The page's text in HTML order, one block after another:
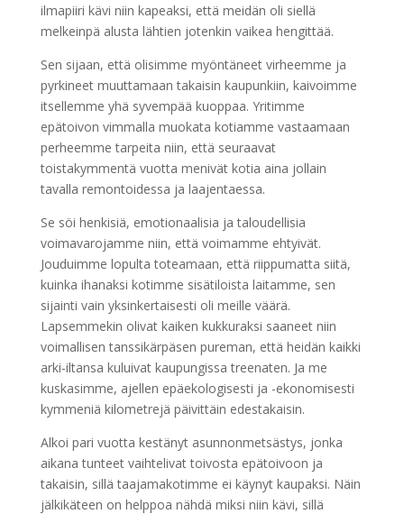
ilmapiiri kävi niin kapeaksi, että meidän oli siellä
melkeinpä alusta lähtien jotenkin vaikea hengittää.
Sen sijaan, että olisimme myöntäneet virheemme ja
pyrkineet muuttamaan takaisin kaupunkiin, kaivoimme
itsellemme yhä syvempää kuoppaa. Yritimme
epätoivon vimmalla muokata kotiamme vastaamaan
perheemme tarpeita niin, että seuraavat
toistakymmentä vuotta menivät kotia aina jollain
tavalla remontoidessa ja laajentaessa.
Se söi henkisiä, emotionaalisia ja taloudellisia
voimavarojamme niin, että voimamme ehtyivät.
Jouduimme lopulta toteamaan, että riippumatta siitä,
kuinka ihanaksi kotimme sisätiloista laitamme, sen
sijainti vain yksinkertaisesti oli meille väärä.
Lapsemmekin olivat kaiken kukkuraksi saaneet niin
voimallisen tanssikärpäsen pureman, että heidän kaikki
arki-iltansa kuluivat kaupungissa treenaten. Ja me
kuskasimme, ajellen epäekologisesti ja -ekonomisesti
kymmeniä kilometrejä päivittäin edestakaisin.
Alkoi pari vuotta kestänyt asunnonmetsästys, jonka
aikana tunteet vaihtelivat toivosta epätoivoon ja
takaisin, sillä taajamakotimme ei käynyt kaupaksi. Näin
jälkikäteen on helppoa nähdä miksi niin kävi, sillä